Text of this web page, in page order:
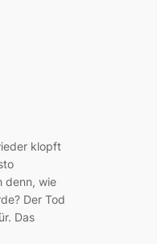
klopft
denn, wie
Der Tod
Das